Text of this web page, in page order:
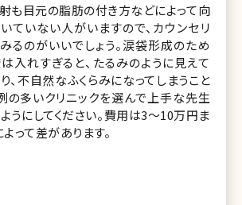
も目元の脂肪の付き方などによって向
ていない人がいますので、カウンセリ
るのがいいでしょう。涙袋形成のため
入れすぎると、たるみのように見えて
、不自然なふくらみになってしまうこと
の多いクリニックを選んで上手な先生
うにしてください。費用は3〜10万円ま
って差があります。